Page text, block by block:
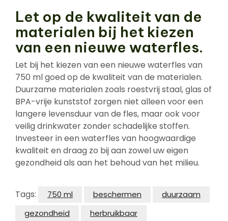
Let op de kwaliteit van de
materialen bij het kiezen
van een nieuwe waterfles.
Let bij het kiezen van een nieuwe waterfles van
750 ml goed op de kwaliteit van de materialen.
Duurzame materialen zoals roestvrij staal, glas of
BPA-vrije kunststof zorgen niet alleen voor een
langere levensduur van de fles, maar ook voor
veilig drinkwater zonder schadelijke stoffen.
Investeer in een waterfles van hoogwaardige
kwaliteit en draag zo bij aan zowel uw eigen
gezondheid als aan het behoud van het milieu.
Tags: 750 ml beschermen
duurzaam
gezondheid
herbruikbaar